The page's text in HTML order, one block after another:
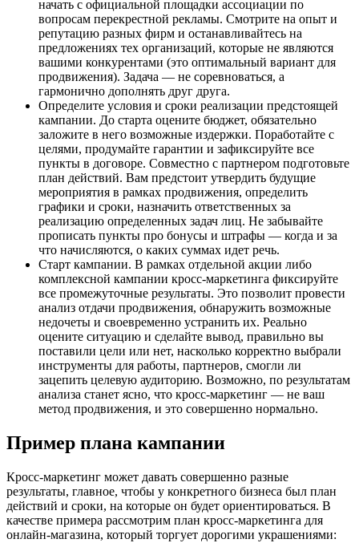
начать с официальной площадки ассоциации по
вопросам перекрестной рекламы. Смотрите на опыт и
репутацию разных фирм и останавливайтесь на
предложениях тех организаций, которые не являются
вашими конкурентами (это оптимальный вариант для
продвижения). Задача — не соревноваться, а
гармонично дополнять друг друга.
Определите условия и сроки реализации предстоящей
кампании. До старта оцените бюджет, обязательно
заложите в него возможные издержки. Поработайте с
целями, продумайте гарантии и зафиксируйте все
пункты в договоре. Совместно с партнером подготовьте
план действий. Вам предстоит утвердить будущие
мероприятия в рамках продвижения, определить
графики и сроки, назначить ответственных за
реализацию определенных задач лиц. Не забывайте
прописать пункты про бонусы и штрафы — когда и за
что начисляются, о каких суммах идет речь.
Старт кампании. В рамках отдельной акции либо
комплексной кампании кросс-маркетинга фиксируйте
все промежуточные результаты. Это позволит провести
анализ отдачи продвижения, обнаружить возможные
недочеты и своевременно устранить их. Реально
оцените ситуацию и сделайте вывод, правильно вы
поставили цели или нет, насколько корректно выбрали
инструменты для работы, партнеров, смогли ли
зацепить целевую аудиторию. Возможно, по результатам
анализа станет ясно, что кросс-маркетинг — не ваш
метод продвижения, и это совершенно нормально.
Пример плана кампании
Кросс-маркетинг может давать совершенно разные
результаты, главное, чтобы у конкретного бизнеса был план
действий и сроки, на которые он будет ориентироваться. В
качестве примера рассмотрим план кросс-маркетинга для
онлайн-магазина, который торгует дорогими украшениями: